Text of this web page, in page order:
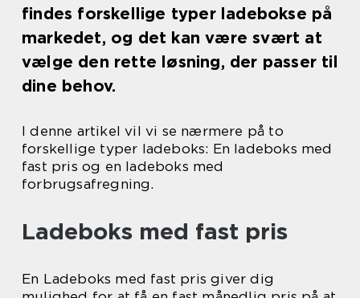
findes forskellige typer ladebokse på
markedet, og det kan være svært at
vælge den rette løsning, der passer til
dine behov.
I denne artikel vil vi se nærmere på to
forskellige typer ladeboks: En ladeboks med
fast pris og en ladeboks med
forbrugsafregning.
Ladeboks med fast pris
En Ladeboks med fast pris giver dig